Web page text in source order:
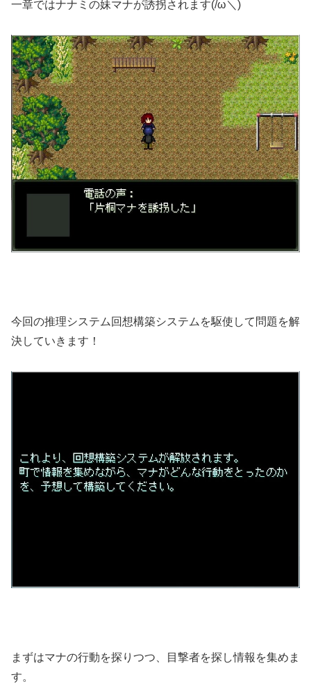
一章ではナナミの妹マナが誘拐されます(/ω＼)
今回の推理システム回想構築システムを駆使して問題を解
決していきます！
まずはマナの行動を探りつつ、目撃者を探し情報を集めま
す。